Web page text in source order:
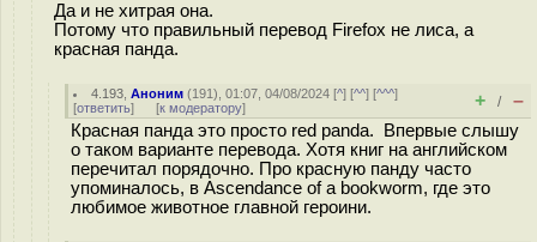
Да и не хитрая она.
Потому что правильный перевод Firefox не лиса, а
красная панда.
4.193 ,Аноним (191), 01:07, 04/08/2024 [^] [^^] [^^^]
[ответить] [к модератору] + / –
Красная панда это просто red panda. Впервые слышу
о таком варианте перевода. Хотя книг на английском
перечитал порядочно. Про красную панду часто
упоминалось, в Ascendance of a bookworm, где это
любимое животное главной героини.